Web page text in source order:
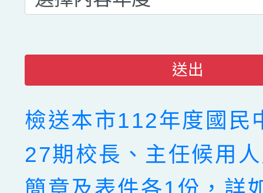
送出
檢送本市112年度國民
27期校長、主任候用